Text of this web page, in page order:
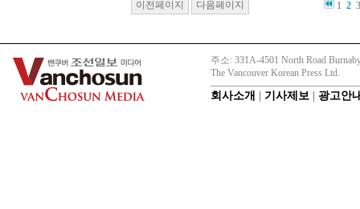
이전페이지 다음페이지 1 2
주소: 331A-4501 North Road
The Vancouver Korean Press Ltd.
회사소개 기사제보 광고안